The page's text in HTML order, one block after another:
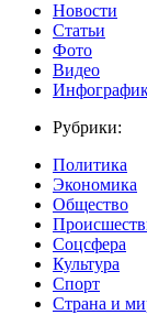
Новости
Статьи
Фото
Видео
Рубрики:
Политика
Экономика
Общество
Соцсфера
Культура
Спорт
Страна и